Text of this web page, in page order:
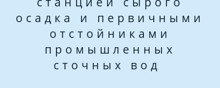
осадка и первичными
отстойниками
промышленных
сточных вод